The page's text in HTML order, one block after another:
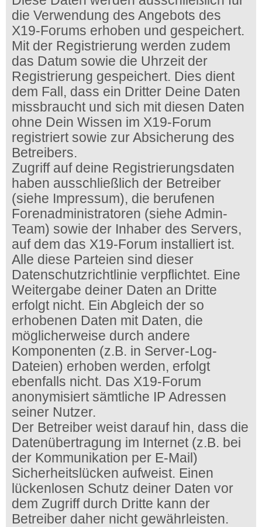
die Verwendung des Angebots des
X19-Forums erhoben und gespeichert.
Mit der Registrierung werden zudem
das Datum sowie die Uhrzeit der
Registrierung gespeichert. Dies dient
dem Fall, dass ein Dritter Deine Daten
missbraucht und sich mit diesen Daten
ohne Dein Wissen im X19-Forum
registriert sowie zur Absicherung des
Betreibers.
Zugriff auf deine Registrierungsdaten
haben ausschließlich der Betreiber
(siehe Impressum), die berufenen
Forenadministratoren (siehe Admin-
Team) sowie der Inhaber des Servers,
auf dem das X19-Forum installiert ist.
Alle diese Parteien sind dieser
Datenschutzrichtlinie verpflichtet. Eine
Weitergabe deiner Daten an Dritte
erfolgt nicht. Ein Abgleich der so
erhobenen Daten mit Daten, die
möglicherweise durch andere
Komponenten (z.B. in Server-Log-
Dateien) erhoben werden, erfolgt
ebenfalls nicht. Das X19-Forum
anonymisiert sämtliche IP Adressen
seiner Nutzer.
Der Betreiber weist darauf hin, dass die
Datenübertragung im Internet (z.B. bei
der Kommunikation per E-Mail)
Sicherheitslücken aufweist. Einen
lückenlosen Schutz deiner Daten vor
dem Zugriff durch Dritte kann der
Betreiber daher nicht gewährleisten.